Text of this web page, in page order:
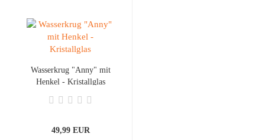
Wasserkrug "Anny" mit
Henkel - Kristallglas
49,99 EUR